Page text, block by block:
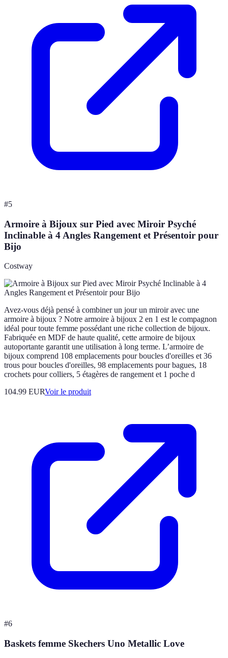
#5
Armoire à Bijoux sur Pied avec Miroir Psyché
Inclinable à 4 Angles Rangement et Présentoir pour
Bijo
Costway
Avez-vous déjà pensé à combiner un jour un miroir avec une
armoire à bijoux ? Notre armoire à bijoux 2 en 1 est le compagnon
idéal pour toute femme possédant une riche collection de bijoux.
Fabriquée en MDF de haute qualité, cette armoire de bijoux
autoportante garantit une utilisation à long terme. L’armoire de
bijoux comprend 108 emplacements pour boucles d'oreilles et 36
trous pour boucles d'oreilles, 98 emplacements pour bagues, 18
crochets pour colliers, 5 étagères de rangement et 1 poche d
104.99 EURVoir le produit
#6
Baskets femme Skechers Uno Metallic Love